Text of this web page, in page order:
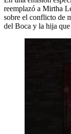
reemplazó a Mirtha
sobre el conflicto de
del Boca y la hija